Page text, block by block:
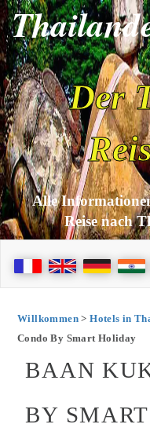
Der
Alle
Reise nach
Willkommen>Hotels in
Condo By Smart Holiday
BAAN
BY